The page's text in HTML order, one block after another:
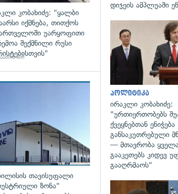
კობახიძე: "ყალბი
იქმნება, თითქოს
უარყოფითი
შექმნილი რუსი
წინ
გადახედვა
თავისუფალი
ზონა"
დიჯეის ამპლუაში
პოლიტიკა
ირაკლი კობახიძე:
"ურთიერთობებს
ქვეყნებთან ენიჭება
განსაკუთრებული
— მთავრობა
გააკეთებს კიდევ
გააღრმაოს"